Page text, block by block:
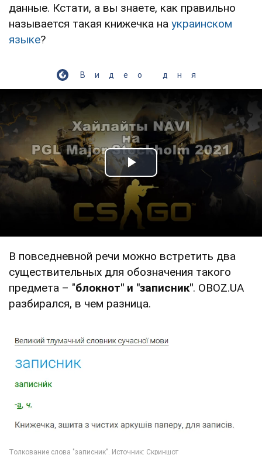
данные. Кстати, а вы знаете, как правильно
называется такая книжечка на украинском
языке?
Видео дня
Play Video
В повседневной речи можно встретить два
существительных для обозначения такого
предмета – "блокнот" и "записник". OBOZ.UA
разбирался, в чем разница.